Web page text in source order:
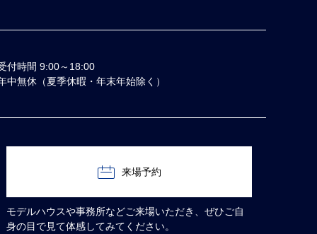
付時間 9:00～18:00
中無休（夏季休暇・年末年始除く）
来場予約
モデルハウスや事務所などご来場いただき、ぜひご自
身の目で見て体感してみてください。